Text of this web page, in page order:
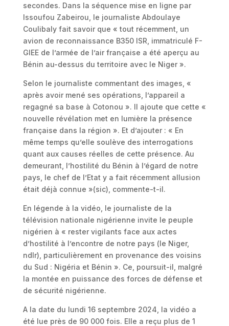
secondes. Dans la séquence mise en ligne par
Issoufou Zabeirou, le journaliste Abdoulaye
Coulibaly fait savoir que « tout récemment, un
avion de reconnaissance B350 ISR, immatriculé F-
GIEE de l’armée de l’air française a été aperçu au
Bénin au-dessus du territoire avec le Niger ».
Selon le journaliste commentant des images, «
après avoir mené ses opérations, l’appareil a
regagné sa base à Cotonou ». Il ajoute que cette «
nouvelle révélation met en lumière la présence
française dans la région ». Et d’ajouter : « En
même temps qu’elle soulève des interrogations
quant aux causes réelles de cette présence. Au
demeurant, l’hostilité du Bénin à l’égard de notre
pays, le chef de l’Etat y a fait récemment allusion
était déjà connue »(sic), commente-t-il.
En légende à la vidéo, le journaliste de la
télévision nationale nigérienne invite le peuple
nigérien à « rester vigilants face aux actes
d’hostilité à l’encontre de notre pays (le Niger,
ndlr), particulièrement en provenance des voisins
du Sud : Nigéria et Bénin ». Ce, poursuit-il, malgré
la montée en puissance des forces de défense et
de sécurité nigérienne.
A la date du lundi 16 septembre 2024, la vidéo a
été lue près de 90 000 fois. Elle a reçu plus de 1